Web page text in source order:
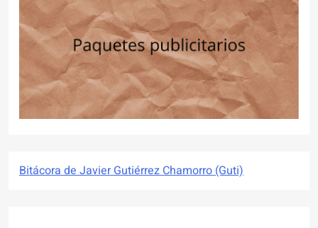
Bitácora de Javier Gutiérrez Chamorro (Guti)